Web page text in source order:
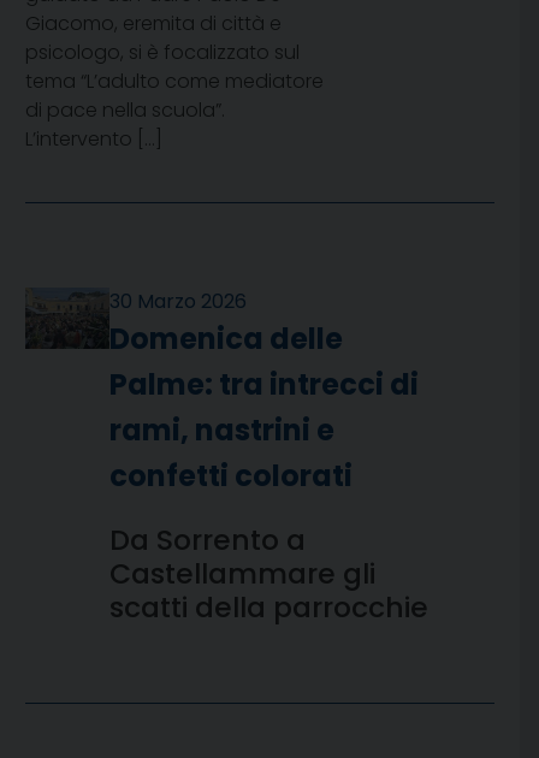
Giacomo, eremita di città e
psicologo, si è focalizzato sul
tema “L’adulto come mediatore
di pace nella scuola”.
L’intervento […]
30 Marzo 2026
Domenica delle
Palme: tra intrecci di
rami, nastrini e
confetti colorati
Da Sorrento a
Castellammare gli
scatti della parrocchie